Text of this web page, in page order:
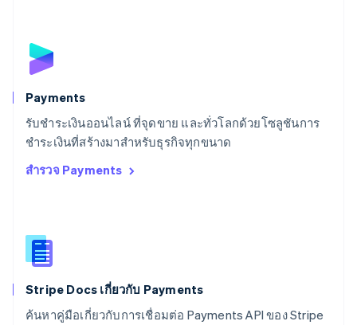
Payments
รับชำระเงินออนไลน์ ที่จุดขาย และทั่วโลกด้วยโซลูชันการ
ชำระเงินที่สร้างมาสำหรับธุรกิจทุกขนาด
สำรวจ Payments
Stripe Docs เกี่ยวกับ Payments
ค้นหาคู่มือเกี่ยวกับการเชื่อมต่อ Payments API ของ Stripe
Deutsch
สวีเดน
สหรัฐอเมริกา
English Español简体中文
สหรัฐอาหรับเอมิเรตส์
สหราชอาณาจักร
สิงคโปร์
English
ออสเตรเลีย
English
DeutschEnglish